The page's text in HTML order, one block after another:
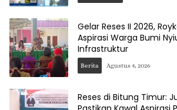
Gelar Reses II 2026,
Aspirasi Warga Bumi
Infrastruktur
Berita Agustus 4, 2026
Reses di Bitung Timur: